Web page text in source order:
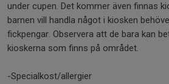
under cupen. Det kommer även finnas
barnen vill handla något i kiosken
fickpengar. Observera att de bara kan
kioskerna som finns på området.
-Specialkost/allergier